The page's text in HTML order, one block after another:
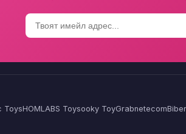
ToysHOMLABS Toysooky ToyGrabnetecom